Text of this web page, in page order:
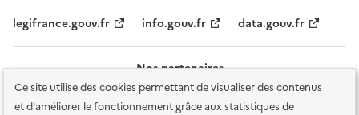
Ce site utilise des cookies permettant de visualiser des contenus
et d'améliorer le fonctionnement grâce aux statistiques de
legifrance.gouv.fr info.gouv.fr data.gouv.fr
Nos partenaires